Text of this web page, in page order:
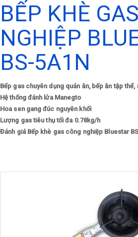
BẾP KHÈ
NGHIỆP
BS-5A1N
Bếp gas chuyên dụng quán ăn, bếp ăn tập thể,
Hệ thống đánh lửa Manegto
Hoa sen gang đúc nguyên khối
Lượng gas tiêu thụ tối đa 0.78kg/h
Đánh giá Bếp khè gas công nghiệp Bluestar